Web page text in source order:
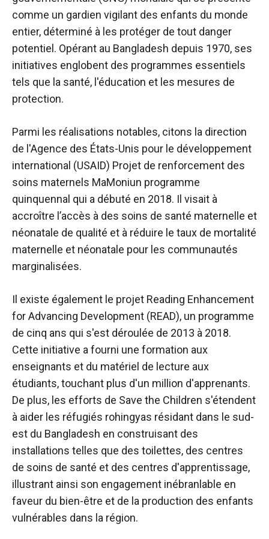
comme un gardien vigilant des enfants du monde
entier, déterminé à les protéger de tout danger
potentiel. Opérant au Bangladesh depuis 1970, ses
initiatives englobent des programmes essentiels
tels que la santé, l'éducation et les mesures de
protection.
Parmi les réalisations notables, citons la direction
de l'Agence des États-Unis pour le développement
international (USAID) Projet de renforcement des
soins maternels MaMoniun programme
quinquennal qui a débuté en 2018. Il visait à
accroître l’accès à des soins de santé maternelle et
néonatale de qualité et à réduire le taux de mortalité
maternelle et néonatale pour les communautés
marginalisées.
Il existe également le projet Reading Enhancement
for Advancing Development (READ), un programme
de cinq ans qui s'est déroulée de 2013 à 2018.
Cette initiative a fourni une formation aux
enseignants et du matériel de lecture aux
étudiants, touchant plus d'un million d'apprenants.
De plus, les efforts de Save the Children s'étendent
à aider les réfugiés rohingyas résidant dans le sud-
est du Bangladesh en construisant des
installations telles que des toilettes, des centres
de soins de santé et des centres d'apprentissage,
illustrant ainsi son engagement inébranlable en
faveur du bien-être et de la production des enfants
vulnérables dans la région.